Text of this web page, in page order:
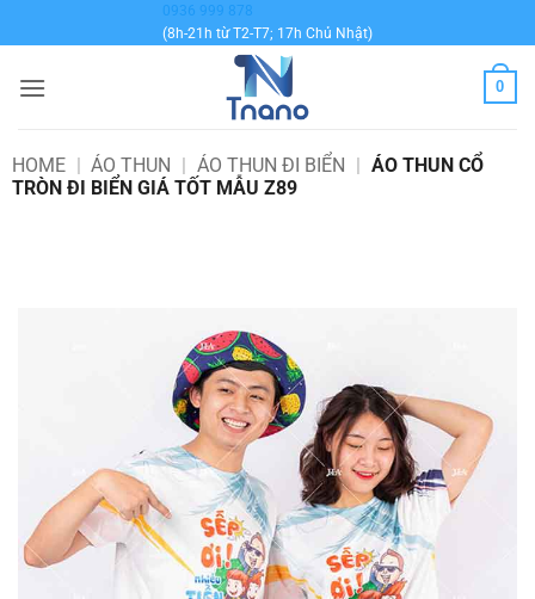
qua
dung
0936 999 878
(8h-21h từ T2-T7; 17h Chủ Nhật)
0
HOME | ÁO THUN | ÁO THUN ĐI BIỂN | ÁO THUN CỔ
TRÒN ĐI BIỂN GIÁ TỐT MẪU Z89